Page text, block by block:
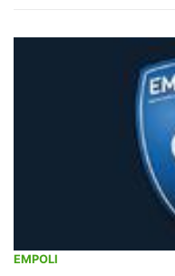
EMPOLI